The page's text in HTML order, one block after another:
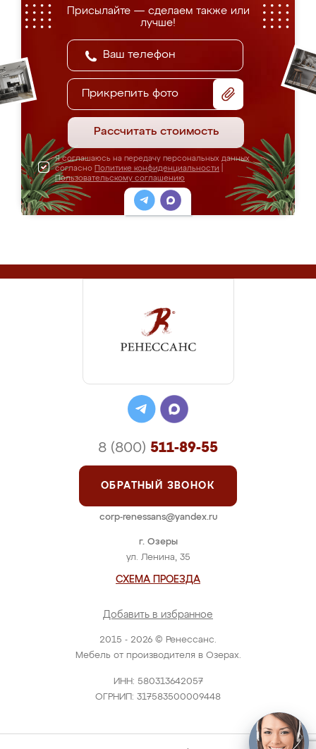
Присылайте — сделаем также или
лучше!
Прикрепить фото
Рассчитать стоимость
Я соглашаюсь на передачу персональных данных
согласно Политике конфиденциальности
Пользовательскому соглашению
2015 - 2026 © Ренессанс.
Мебель от производителя в Озерах.
ИНН: 580313642057
ОГРНИП: 317583500009448
г. Озеры
ул. Ленина, 35
СХЕМА ПРОЕЗДА
Добавить в избранное
8 (800) 511-89-55
ОБРАТНЫЙ ЗВОНОК
corp-renessans@yandex.ru